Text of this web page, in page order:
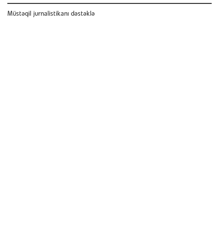
Müstəqil jurnalistikanı dəstəklə